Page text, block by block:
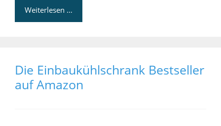
Weiterlesen …
Die Einbaukühlschrank Bestseller
auf Amazon